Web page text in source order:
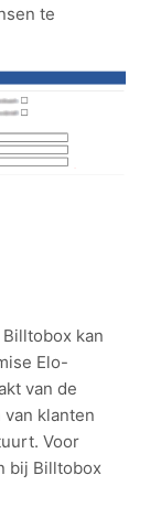
te
kan
Elo-
van de
klanten
Voor
bij Billtobox